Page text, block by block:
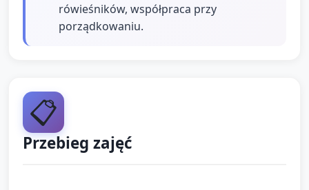
rówieśników, współpraca przy
porządkowaniu.
📋
Przebieg zajęć